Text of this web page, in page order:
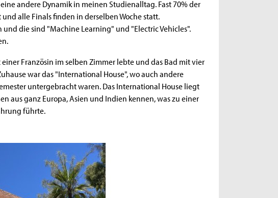
andere Dynamik in meinen Studienalltag. Fast 70% der
alle Finals finden in derselben Woche statt.
die sind "Machine Learning" und "Electric Vehicles".
Französin im selben Zimmer lebte und das Bad mit vier
war das "International House", wo auch andere
untergebracht waren. Das International House liegt
aus ganz Europa, Asien und Indien kennen, was zu einer
führte.